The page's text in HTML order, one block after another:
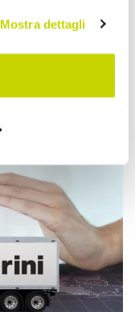
Mostra dettagli